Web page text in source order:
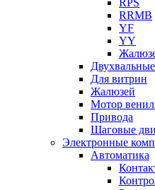
RPS
RRMB
YF
YY
Двухвальные
Для витрин
Жалюзей
Мотор
Привода
Шаговые
Электронные
Автоматика